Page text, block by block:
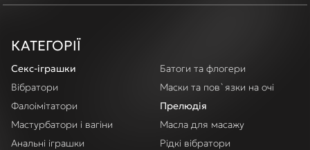
КАТЕГОРІЇ
Секс-іграшки
Вібратори
Фалоімітатори
Мастурбатори і вагіни
Анальні іграшки
Батоги та флогери
Маски та пов`язки на очі
Прелюдія
Масла для масажу
Рідкі вібратори